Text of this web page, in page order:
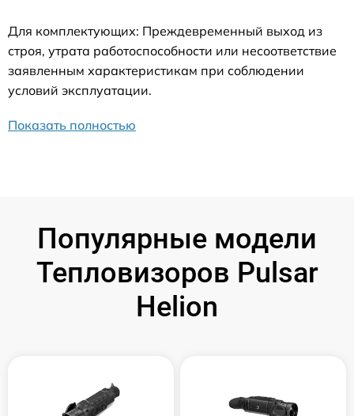
Для комплектующих: Преждевременный выход из
строя, утрата работоспособности или несоответствие
заявленным характеристикам при соблюдении
условий эксплуатации.
Показать полностью
Популярные модели
Тепловизоров Pulsar
Helion